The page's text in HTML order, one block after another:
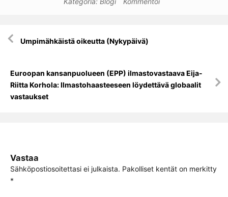
Artikkelien
selausUmpimähkäistä oikeutta (Nykypäivä)
Euroopan kansanpuolueen (EPP) ilmastovastaava Eija-
Riitta Korhola: Ilmastohaasteeseen löydettävä globaalit
vastaukset
Vastaa
Sähköpostiosoitettasi ei julkaista. Pakolliset kentät on merkitty
*